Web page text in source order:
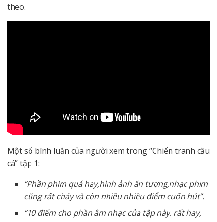
theo.
Một số bình luận của người xem trong “Chiến tranh cầu
cá” tập 1:
“Phần phim quá hay,hình ảnh ấn tượng,nhạc phim
cũng rất cháy và còn nhiều nhiều điểm cuốn hút”.
“10 điểm cho phần âm nhạc của tập này, rất hay,